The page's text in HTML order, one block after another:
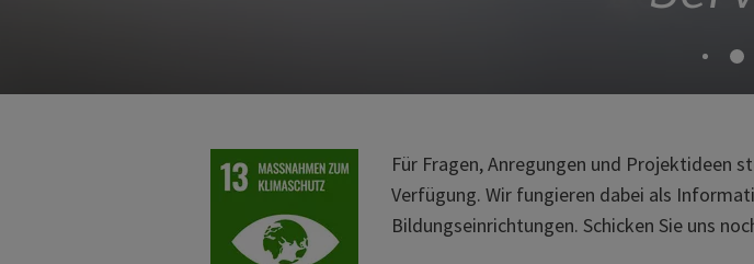
Für Fragen, Anregungen und Projektideen
Verfügung. Wir fungieren dabei als
Bildungseinrichtungen. Schicken Sie uns